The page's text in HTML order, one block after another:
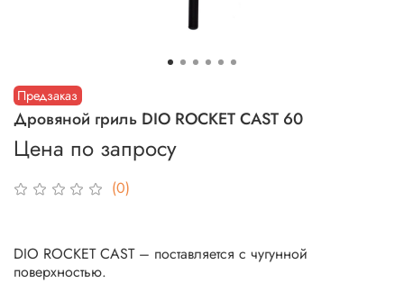
Предзаказ
(0)
Дровяной гриль DIO ROCKET CAST 60
Цена по запросу
DIO ROCKET CAST – поставляется с чугунной
поверхностью.